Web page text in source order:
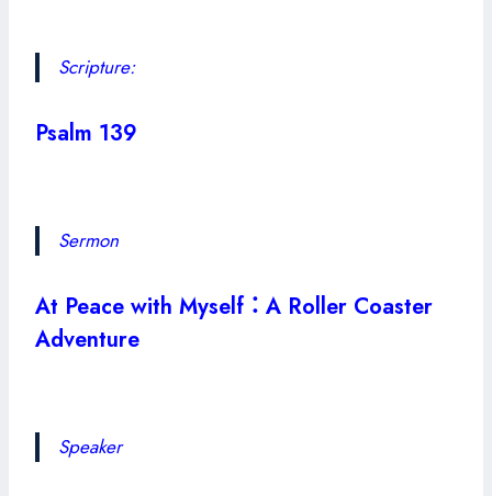
Scripture:
Psalm 139
Sermon
At Peace with Myself： A Roller Coaster
Adventure
Speaker